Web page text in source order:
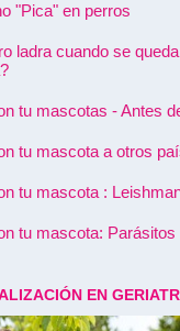
"Pica" en perros
ladra cuando se
tu mascotas - Antes
tu mascota a otros
tu mascota :
tu mascota: Parásitos
EN